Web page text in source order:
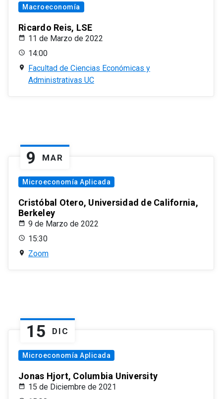
Macroeconomía
Ricardo Reis, LSE
11 de Marzo de 2022
14:00
Facultad de Ciencias Económicas y
Administrativas UC
9 MAR
Microeconomía Aplicada
Cristóbal Otero, Universidad de California,
Berkeley
9 de Marzo de 2022
15:30
Zoom
15 DIC
Microeconomía Aplicada
Jonas Hjort, Columbia University
15 de Diciembre de 2021